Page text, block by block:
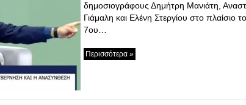
δημοσιογράφους Δημήτρη Μανιάτη,
Γιάμαλη και Ελένη Στεργίου στο πλαίσιο
7ου…
Περισσότερα »